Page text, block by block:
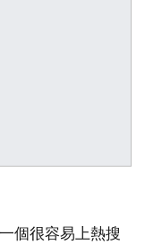
個很容易上熱搜